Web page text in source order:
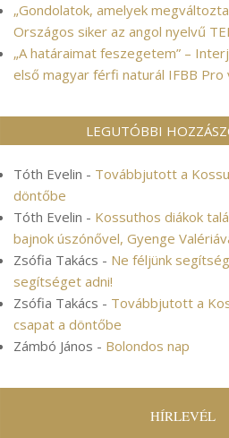
„Gondolatok, amelyek
Országos siker az angol nyelvű
„A határaimat feszegetem” –
első magyar férfi naturál IFBB Pro
LEGUTÓBBI
Tóth Evelin - Továbbjutott a
döntőbe
Tóth Evelin - Kossuthos diákok
bajnok úszónővel, Gyenge
Zsófia Takács - Ne féljünk
segítséget adni!
Zsófia Takács - Továbbjutott a
csapat a döntőbe
Zámbó János - Bolondos nap
HÍRLEVÉL